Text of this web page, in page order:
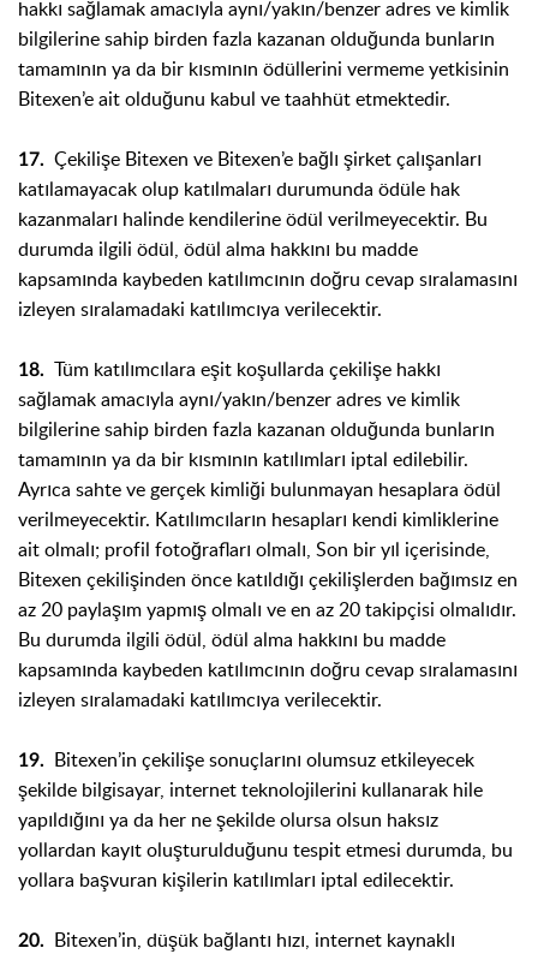
hakkı sağlamak amacıyla aynı/yakın/benzer adres ve kimlik
bilgilerine sahip birden fazla kazanan olduğunda bunların
tamamının ya da bir kısmının ödüllerini vermeme yetkisinin
Bitexen’e ait olduğunu kabul ve taahhüt etmektedir.
17. Çekilişe Bitexen ve Bitexen’e bağlı şirket çalışanları
katılamayacak olup katılmaları durumunda ödüle hak
kazanmaları halinde kendilerine ödül verilmeyecektir. Bu
durumda ilgili ödül, ödül alma hakkını bu madde
kapsamında kaybeden katılımcının doğru cevap sıralamasını
izleyen sıralamadaki katılımcıya verilecektir.
18. Tüm katılımcılara eşit koşullarda çekilişe hakkı
sağlamak amacıyla aynı/yakın/benzer adres ve kimlik
bilgilerine sahip birden fazla kazanan olduğunda bunların
tamamının ya da bir kısmının katılımları iptal edilebilir.
Ayrıca sahte ve gerçek kimliği bulunmayan hesaplara ödül
verilmeyecektir. Katılımcıların hesapları kendi kimliklerine
ait olmalı; profil fotoğrafları olmalı, Son bir yıl içerisinde,
Bitexen çekilişinden önce katıldığı çekilişlerden bağımsız en
az 20 paylaşım yapmış olmalı ve en az 20 takipçisi olmalıdır.
Bu durumda ilgili ödül, ödül alma hakkını bu madde
kapsamında kaybeden katılımcının doğru cevap sıralamasını
izleyen sıralamadaki katılımcıya verilecektir.
19.
Bitexen’in çekilişe sonuçlarını olumsuz etkileyecek
şekilde bilgisayar, internet teknolojilerini kullanarak hile
yapıldığını ya da her ne şekilde olursa olsun haksız
yollardan kayıt oluşturulduğunu tespit etmesi durumda, bu
yollara başvuran kişilerin katılımları iptal edilecektir.
20.
Bitexen’in, düşük bağlantı hızı, internet kaynaklı